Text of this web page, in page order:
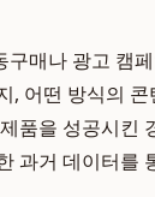
매나 광고 캠
, 어떤 방식의 콘
품을 성공시킨
과거 데이터를